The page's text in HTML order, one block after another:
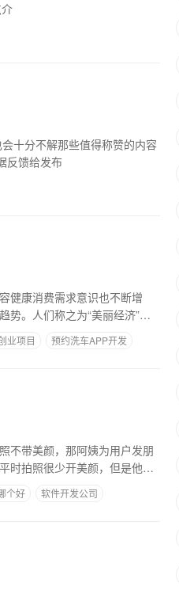
反馈给发布
健康消费需求意识也不断增
势。人们称之为“美丽经济”的
业项目 预约洗车APP开发
不带美颜，那阿姨为用户发朋
时拍照很少开美颜，但是他们
个好
软件开发公司